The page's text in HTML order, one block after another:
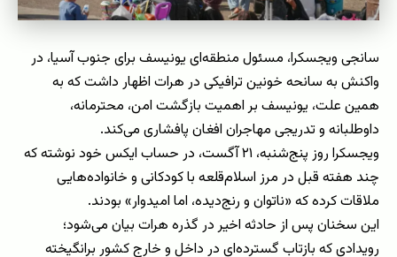
سانجی ویجسکرا، مسئول منطقه‌ای یونیسف برای جنوب آسیا، در
واکنش به سانحه خونین ترافیکی در هرات اظهار داشت که به
همین علت، یونیسف بر اهمیت بازگشت امن، محترمانه،
داوطلبانه و تدریجی مهاجران افغان پافشاری می‌کند.
ویجسکرا روز پنج‌شنبه، ۲۱ آگست، در حساب ایکس خود نوشته که
چند هفته قبل در مرز اسلام‌قلعه با کودکانی و خانواده‌هایی
ملاقات کرده که «ناتوان و رنج‌دیده، اما امیدوار» بودند.
این سخنان پس از حادثه اخیر در گذره هرات بیان می‌شود؛
رویدادی که بازتاب گسترده‌ای در داخل و خارج کشور برانگیخته